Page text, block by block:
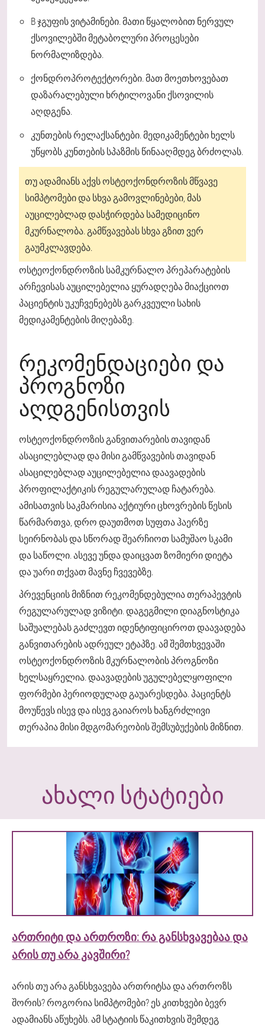
B ჯგუფის ვიტამინები. მათი წყალობით ნერვულ
ქსოვილებში მეტაბოლური პროცესები
ნორმალიზდება.
ქონდროპროტექტორები. მათ მოეთხოვებათ
დაზარალებული ხრტილოვანი ქსოვილის
აღდგენა.
კუნთების რელაქსანტები. მედიკამენტები ხელს
უწყობს კუნთების სპაზმის წინააღმდეგ ბრძოლას.
თუ ადამიანს აქვს ოსტეოქონდროზის მწვავე
სიმპტომები და სხვა გამოვლინებები, მას
აუცილებლად დასჭირდება სამედიცინო
მკურნალობა. გამწვავებას სხვა გზით ვერ
გაუმკლავდება.
ოსტეოქონდროზის სამკურნალო პრეპარატების
არჩევისას აუცილებელია ყურადღება მიაქციოთ
პაციენტის უკუჩვენებებს გარკვეული სახის
მედიკამენტების მიღებაზე.
ᲠᲔᲙᲝᲛᲔᲜᲓᲐᲪᲘᲔᲑᲘ ᲓᲐ
ᲞᲠᲝᲒᲜᲝᲖᲘ
ᲐᲦᲓᲒᲔᲜᲘᲡᲗᲕᲘᲡ
ოსტეოქონდროზის განვითარების თავიდან
ასაცილებლად და მისი გამწვავების თავიდან
ასაცილებლად აუცილებელია დაავადების
პროფილაქტიკის რეგულარულად ჩატარება.
ამისათვის საკმარისია აქტიური ცხოვრების წესის
წარმართვა, დრო დაუთმოთ სუფთა ჰაერზე
სეირნობას და სწორად შეარჩიოთ სამუშაო სკამი
და საწოლი. ასევე უნდა დაიცვათ ზომიერი დიეტა
და უარი თქვათ მავნე ჩვევებზე.
პრევენციის მიზნით რეკომენდებულია თერაპევტის
რეგულარულად ვიზიტი. დაგეგმილი დიაგნოსტიკა
საშუალებას გაძლევთ იდენტიფიციროთ დაავადება
განვითარების ადრეულ ეტაპზე. ამ შემთხვევაში
ოსტეოქონდროზის მკურნალობის პროგნოზი
ხელსაყრელია. დაავადების უგულებელყოფილი
ფორმები პერიოდულად გაუარესდება. პაციენტს
მოუწევს ისევ და ისევ გაიაროს ხანგრძლივი
თერაპია მისი მდგომარეობის შემსუბუქების მიზნით.
ᲐᲮᲐᲚᲘ ᲡᲢᲐᲢᲘᲔᲑᲘ
ᲐᲠᲗᲠᲘᲢᲘ ᲓᲐ ᲐᲠᲗᲠᲝᲖᲘ: ᲠᲐ ᲒᲐᲜᲡᲮᲕᲐᲕᲔᲑᲐᲐ ᲓᲐ
ᲐᲠᲘᲡ ᲗᲣ ᲐᲠᲐ ᲙᲐᲕᲨᲘᲠᲘ?
არის თუ არა განსხვავება ართრიტსა და ართროზს
შორის? როგორია სიმპტომები? ეს კითხვები ბევრ
ადამიანს აწუხებს. ამ სტატიის წაკითხვის შემდეგ